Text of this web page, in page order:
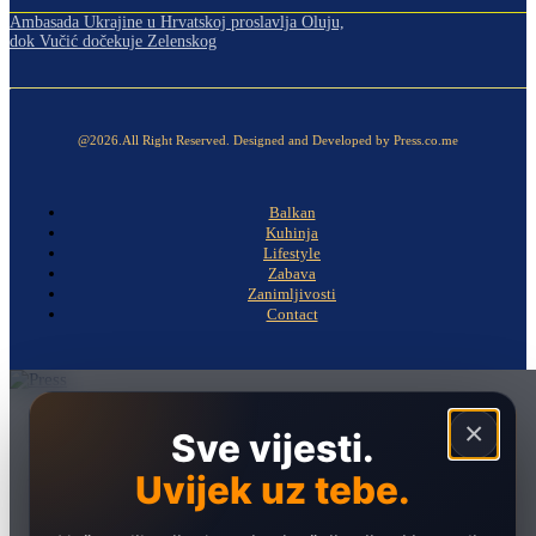
Ambasada Ukrajine u Hrvatskoj proslavlja Oluju,
dok Vučić dočekuje Zelenskog
@2026.All Right Reserved. Designed and Developed by Press.co.me
Balkan
Kuhinja
Lifestyle
Zabava
Zanimljivosti
Contact
×
Sve vijesti.
Uvijek uz tebe.